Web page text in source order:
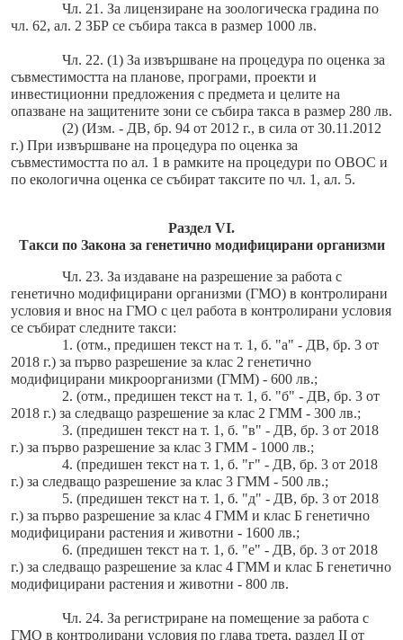
Чл. 21. За лицензиране на зоологическа градина по
чл. 62, ал. 2 ЗБР се събира такса в размер 1000 лв.
Чл. 22. (1) За извършване на процедура по оценка за
съвместимостта на планове, програми, проекти и
инвестиционни предложения с предмета и целите на
опазване на защитените зони се събира такса в размер 280 лв.
(2) (Изм. - ДВ, бр. 94 от 2012 г., в сила от 30.11.2012
г.) При извършване на процедура по оценка за
съвместимостта по ал. 1 в рамките на процедури по ОВОС и
по екологична оценка се събират таксите по чл. 1, ал. 5.
Раздел VI.
Такси по Закона за генетично модифицирани организми
Чл. 23. За издаване на разрешение за работа с
генетично модифицирани организми (ГМО) в контролирани
условия и внос на ГМО с цел работа в контролирани условия
се събират следните такси:
1. (отм., предишен текст на т. 1, б. "а" - ДВ, бр. 3 от
2018 г.) за първо разрешение за клас 2 генетично
модифицирани микроорганизми (ГММ) - 600 лв.;
2. (отм., предишен текст на т. 1, б. "б" - ДВ, бр. 3 от
2018 г.) за следващо разрешение за клас 2 ГММ - 300 лв.;
3. (предишен текст на т. 1, б. "в" - ДВ, бр. 3 от 2018
г.) за първо разрешение за клас 3 ГММ - 1000 лв.;
4. (предишен текст на т. 1, б. "г" - ДВ, бр. 3 от 2018
г.) за следващо разрешение за клас 3 ГММ - 500 лв.;
5. (предишен текст на т. 1, б. "д" - ДВ, бр. 3 от 2018
г.) за първо разрешение за клас 4 ГММ и клас Б генетично
модифицирани растения и животни - 1600 лв.;
6. (предишен текст на т. 1, б. "е" - ДВ, бр. 3 от 2018
г.) за следващо разрешение за клас 4 ГММ и клас Б генетично
модифицирани растения и животни - 800 лв.
Чл. 24. За регистриране на помещение за работа с
ГМО в контролирани условия по глава трета, раздел ІІ от